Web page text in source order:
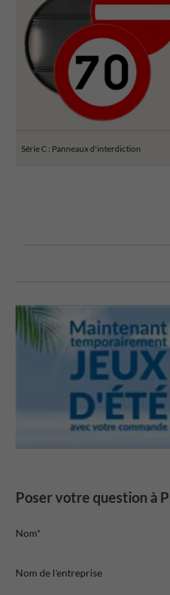
Série C : Panneaux d'interdiction
Poser votre question à
Nom*
Nom de l'entreprise